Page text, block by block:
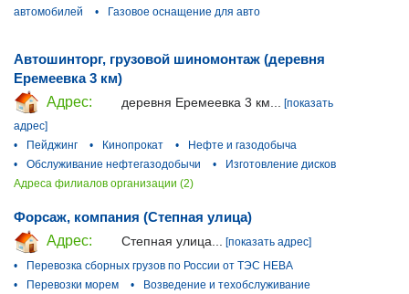
автомобилей
• Газовое оснащение для авто
Автошинторг, грузовой шиномонтаж (деревня
Еремеевка 3 км)
Адрес:
деревня Еремеевка 3 км...
[показать
адрес]
•
Пейджинг • Кинопрокат •
Нефте и газодобыча
•
Обслуживание нефтегазодобычи •
Изготовление дисков
Адреса филиалов организации (2)
Форсаж, компания (Степная улица)
Адрес:
Степная улица... [показать адрес]
•
Перевозка сборных грузов по России от ТЭС НЕВА
•
Перевозки морем •
Возведение и техобслуживание